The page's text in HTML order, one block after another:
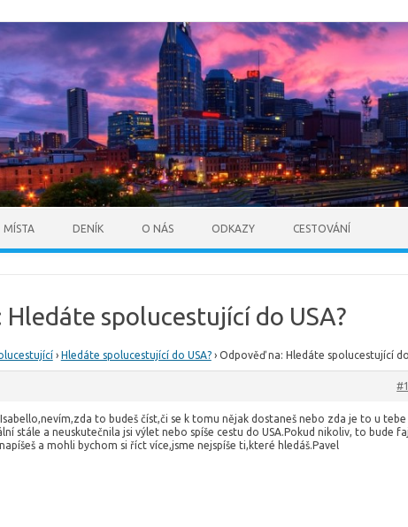
MÍSTA DENÍK O NÁS ODKAZY CESTOVÁNÍ
spolucestující do USA?
› Hledáte spolucestující do USA? › Odpověď na: Hledáte spolucestující do
to budeš číst,či se k tomu nějak dostaneš nebo zda je to u tebe
stále a neuskutečnila jsi výlet nebo spíše cestu do USA.Pokud nikoliv, to bude
a mohli bychom si říct více,jsme nejspíše ti,které hledáš.Pavel